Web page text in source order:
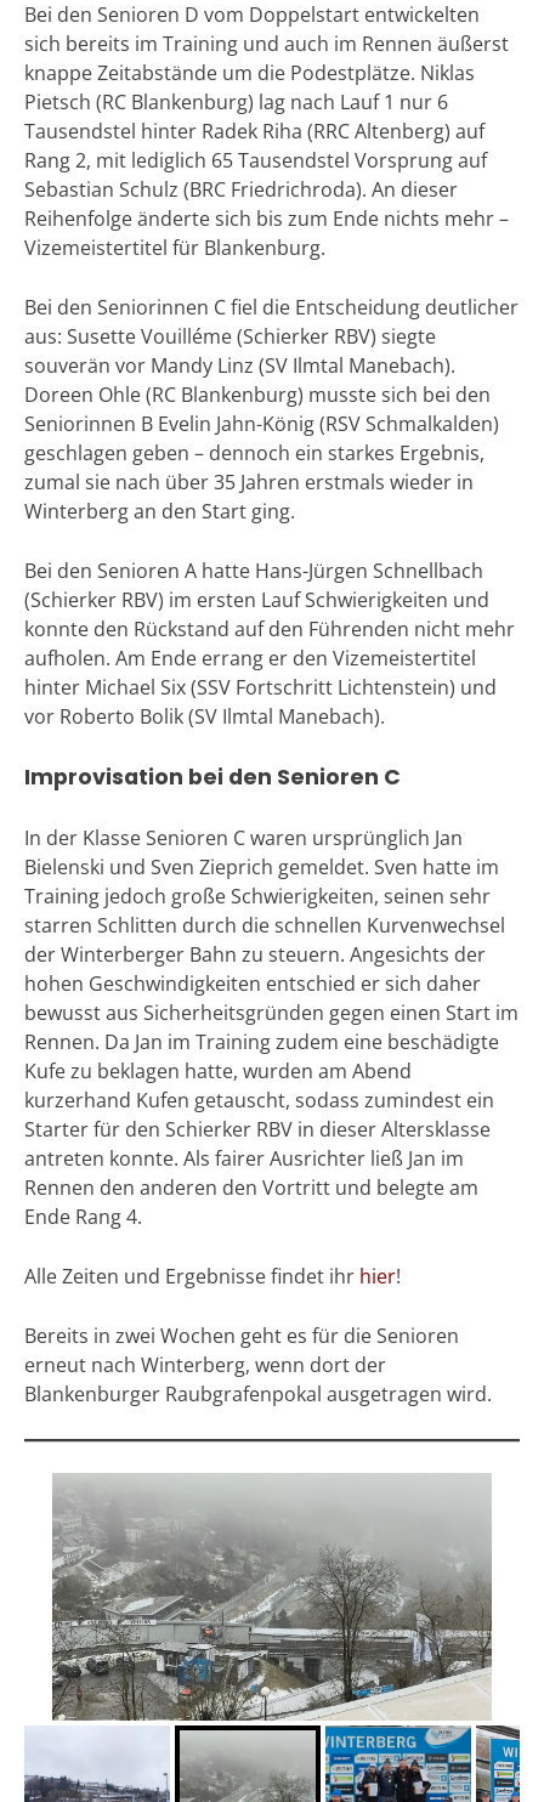
Bei den Senioren D vom Doppelstart entwickelten
sich bereits im Training und auch im Rennen äußerst
knappe Zeitabstände um die Podestplätze. Niklas
Pietsch (RC Blankenburg) lag nach Lauf 1 nur 6
Tausendstel hinter Radek Riha (RRC Altenberg) auf
Rang 2, mit lediglich 65 Tausendstel Vorsprung auf
Sebastian Schulz (BRC Friedrichroda). An dieser
Reihenfolge änderte sich bis zum Ende nichts mehr –
Vizemeistertitel für Blankenburg.
Bei den Seniorinnen C fiel die Entscheidung deutlicher
aus: Susette Vouilléme (Schierker RBV) siegte
souverän vor Mandy Linz (SV Ilmtal Manebach).
Doreen Ohle (RC Blankenburg) musste sich bei den
Seniorinnen B Evelin Jahn-König (RSV Schmalkalden)
geschlagen geben – dennoch ein starkes Ergebnis,
zumal sie nach über 35 Jahren erstmals wieder in
Winterberg an den Start ging.
Bei den Senioren A hatte Hans-Jürgen Schnellbach
(Schierker RBV) im ersten Lauf Schwierigkeiten und
konnte den Rückstand auf den Führenden nicht mehr
aufholen. Am Ende errang er den Vizemeistertitel
hinter Michael Six (SSV Fortschritt Lichtenstein) und
vor Roberto Bolik (SV Ilmtal Manebach).
Improvisation bei den Senioren C
In der Klasse Senioren C waren ursprünglich Jan
Bielenski und Sven Zieprich gemeldet. Sven hatte im
Training jedoch große Schwierigkeiten, seinen sehr
starren Schlitten durch die schnellen Kurvenwechsel
der Winterberger Bahn zu steuern. Angesichts der
hohen Geschwindigkeiten entschied er sich daher
bewusst aus Sicherheitsgründen gegen einen Start im
Rennen. Da Jan im Training zudem eine beschädigte
Kufe zu beklagen hatte, wurden am Abend
kurzerhand Kufen getauscht, sodass zumindest ein
Starter für den Schierker RBV in dieser Altersklasse
antreten konnte. Als fairer Ausrichter ließ Jan im
Rennen den anderen den Vortritt und belegte am
Ende Rang 4.
Alle Zeiten und Ergebnisse findet ihr hier!
Bereits in zwei Wochen geht es für die Senioren
erneut nach Winterberg, wenn dort der
Blankenburger Raubgrafenpokal ausgetragen wird.